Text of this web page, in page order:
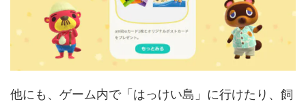
他にも、ゲーム内で「はっけい島」に行けたり、飼